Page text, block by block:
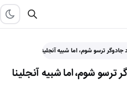
جادوگر ترسو شوم، اما شبیه آنجلینا…
ترسو شوم، اما شبیه آنجلینا